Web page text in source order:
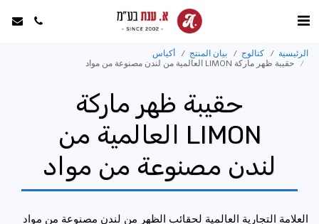
الرئيسية كتالوج بيان المنتج
أكياس
حقيبة ظهر ماركة LIMON العالمية من لندن مصنوعة من مواد
حقيبة ظهر ماركة
LIMON العالمية من
لندن مصنوعة من مواد
العلامة التجارية العالمية لحقائب الظهر من لندن مصنوعة من مواد